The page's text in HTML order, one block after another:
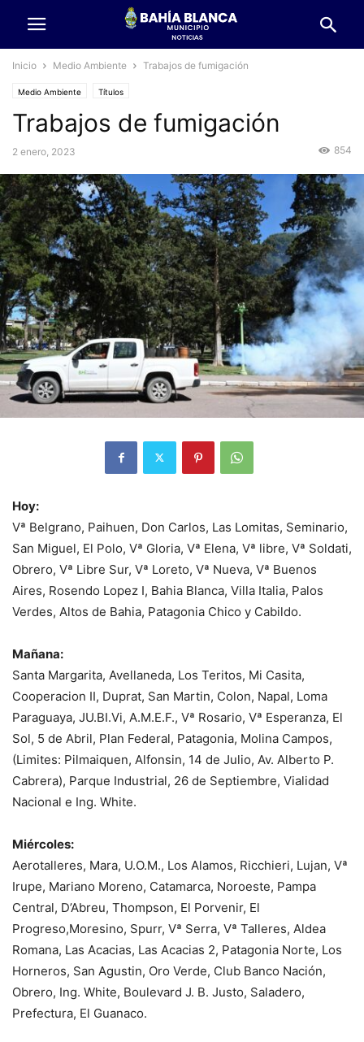
Inicio Medio Ambiente Trabajos de fumigación
Medio Ambiente Títulos
Trabajos de fumigación
2 enero, 2023 854
Hoy:
Vª Belgrano, Paihuen, Don Carlos, Las Lomitas, Seminario,
San Miguel, El Polo, Vª Gloria, Vª Elena, Vª libre, Vª Soldati,
Obrero, Vª Libre Sur, Vª Loreto, Vª Nueva, Vª Buenos
Aires, Rosendo Lopez I, Bahia Blanca, Villa Italia, Palos
Verdes, Altos de Bahia, Patagonia Chico y Cabildo.
Mañana:
Santa Margarita, Avellaneda, Los Teritos, Mi Casita,
Cooperacion II, Duprat, San Martin, Colon, Napal, Loma
Paraguaya, JU.BI.Vi, A.M.E.F., Vª Rosario, Vª Esperanza, El
Sol, 5 de Abril, Plan Federal, Patagonia, Molina Campos,
(Limites: Pilmaiquen, Alfonsin, 14 de Julio, Av. Alberto P.
Cabrera), Parque Industrial, 26 de Septiembre, Vialidad
Nacional e Ing. White.
Miércoles:
Aerotalleres, Mara, U.O.M., Los Alamos, Ricchieri, Lujan, Vª
Irupe, Mariano Moreno, Catamarca, Noroeste, Pampa
Central, D’Abreu, Thompson, El Porvenir, El
Progreso,Moresino, Spurr, Vª Serra, Vª Talleres, Aldea
Romana, Las Acacias, Las Acacias 2, Patagonia Norte, Los
Horneros, San Agustin, Oro Verde, Club Banco Nación,
Obrero, Ing. White, Boulevard J. B. Justo, Saladero,
Prefectura, El Guanaco.